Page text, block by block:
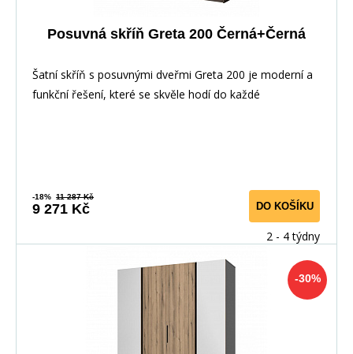
Posuvná skříň Greta 200 Černá+Černá
Šatní skříň s posuvnými dveřmi Greta 200 je moderní a
funkční řešení, které se skvěle hodí do každé
-18% 11 287 Kč
9 271 Kč DO KOŠÍKU
2 - 4 týdny
-30%